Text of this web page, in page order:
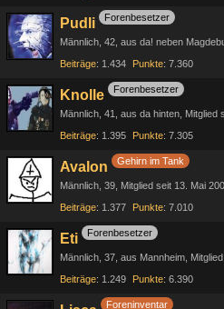
Pudli Forenbesetzer
Männlich 42 aus da! neben
Beiträge 1.434 Punkte 7.360
Knolle Forenbesetzer
Männlich 41 aus da hinten Mitglied
Beiträge 1.395 Punkte 7.305
Avalon Gehirn im Tank
Männlich 39 Mitglied seit 13. Mai
Beiträge 1.377 Punkte 7.010
Eti Forenbesetzer
Männlich 37 aus Mannheim
Beiträge 1.249 Punkte 6.390
Foreninventar